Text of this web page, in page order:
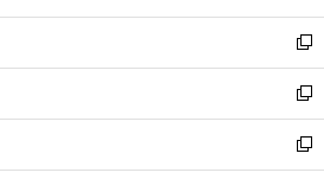
開
く
ウ
で
開
く
ン
ド
ウ
で
開
く
ウ
ィ
ン
ド
ウ
で
開
し
い
ウ
ィ
ン
ド
ウ
新
し
い
ウ
ィ
ン
新
し
い
ウ
新
し